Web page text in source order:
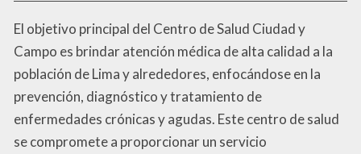
El objetivo principal del Centro de Salud Ciudad y
Campo es brindar atención médica de alta calidad a la
población de Lima y alrededores, enfocándose en la
prevención, diagnóstico y tratamiento de
enfermedades crónicas y agudas. Este centro de salud
se compromete a proporcionar un servicio